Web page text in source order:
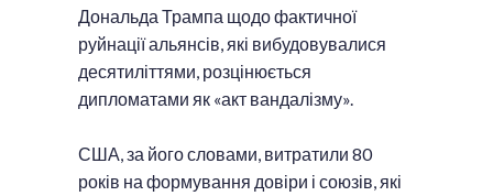
Дональда Трампа щодо фактичної
руйнації альянсів, які вибудовувалися
десятиліттями, розцінюється
дипломатами як «акт вандалізму».
США, за його словами, витратили 80
років на формування довіри і союзів, які